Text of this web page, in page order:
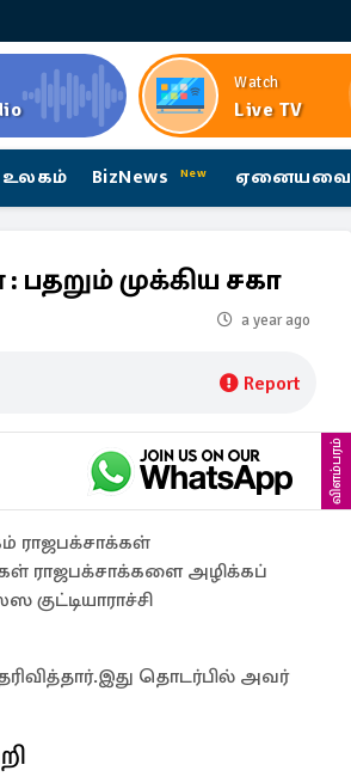
Watch
Live TV
உலகம் BizNews New ஏனையவை
முக்கிய சகா
a year ago
Report
விளம்பரம்
ராஜபக்சாக்கள்
ராஜபக்சாக்களை அழிக்கப்
தொடர்பில் அவர்